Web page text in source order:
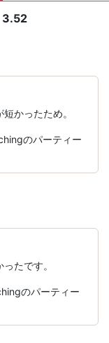
3.52
かったため。
のパーティー
たです。
のパーティー